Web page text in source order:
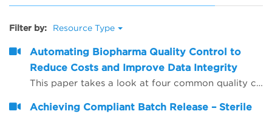
Filter by: Resource Type
Automating Biopharma Quality Control to
Reduce Costs and Improve Data Integrity
This paper takes a look at four common quality control procedures and how automation can help improve data integrity by reducing opportunities for human error, whilst also saving time and reducing operating costs.
Achieving Compliant Batch Release – Sterile